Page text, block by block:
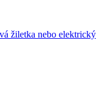
žiletka nebo elektrický